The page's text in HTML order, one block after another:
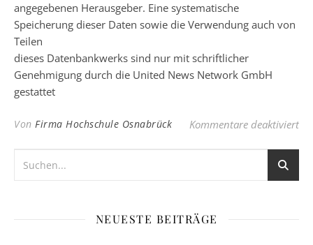
angegebenen Herausgeber. Eine systematische
Speicherung dieser Daten sowie die Verwendung auch von
Teilen
dieses Datenbankwerks sind nur mit schriftlicher
Genehmigung durch die United News Network GmbH
gestattet
Von Firma Hochschule Osnabrück Kommentare deaktiviertfür
NEUESTE BEITRÄGE